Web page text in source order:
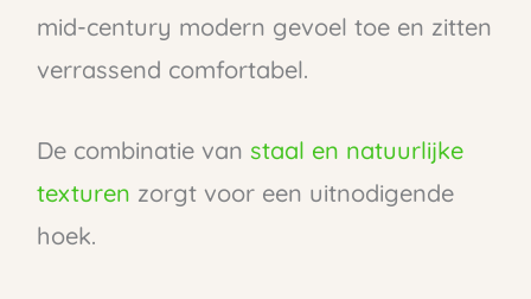
mid-century modern gevoel toe en zitten
verrassend comfortabel.
De combinatie van staal en natuurlijke
texturen zorgt voor een uitnodigende
hoek.